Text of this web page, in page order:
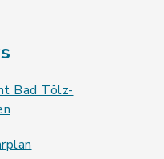
Bad Tölz-